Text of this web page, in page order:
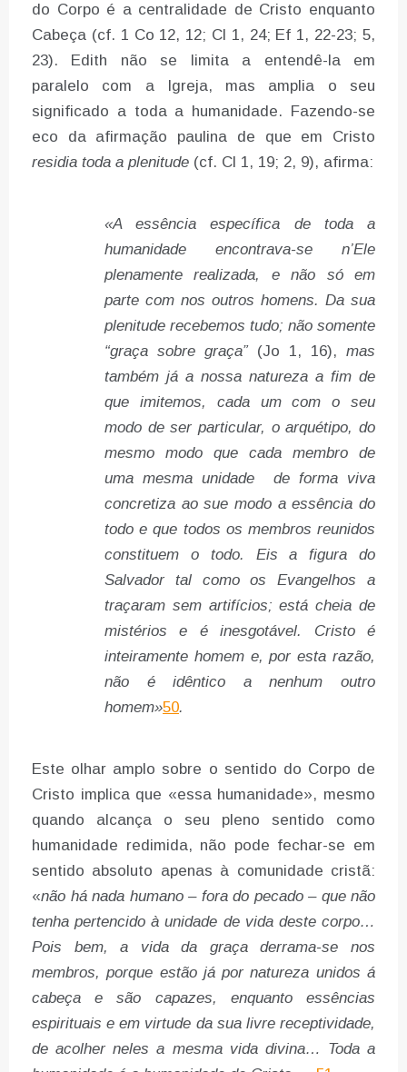
do Corpo é a centralidade de Cristo enquanto
Cabeça (cf. 1 Co 12, 12; Cl 1, 24; Ef 1, 22-23; 5,
23). Edith não se limita a entendê-la em
paralelo com a Igreja, mas amplia o seu
significado a toda a humanidade. Fazendo-se
eco da afirmação paulina de que em Cristo
residia toda a plenitude (cf. Cl 1, 19; 2, 9), afirma:
«A essência específica de toda a
humanidade encontrava-se n’Ele
plenamente realizada, e não só em
parte com nos outros homens. Da sua
plenitude recebemos tudo; não somente
“graça sobre graça” (Jo 1, 16), mas
também já a nossa natureza a fim de
que imitemos, cada um com o seu
modo de ser particular, o arquétipo, do
mesmo modo que cada membro de
uma mesma unidade de forma viva
concretiza ao sue modo a essência do
todo e que todos os membros reunidos
constituem o todo. Eis a figura do
Salvador tal como os Evangelhos a
traçaram sem artifícios; está cheia de
mistérios e é inesgotável. Cristo é
inteiramente homem e, por esta razão,
não é idêntico a nenhum outro
homem»50.
Este olhar amplo sobre o sentido do Corpo de
Cristo implica que «essa humanidade», mesmo
quando alcança o seu pleno sentido como
humanidade redimida, não pode fechar-se em
sentido absoluto apenas à comunidade cristã:
«não há nada humano – fora do pecado – que não
tenha pertencido à unidade de vida deste corpo…
Pois bem, a vida da graça derrama-se nos
membros, porque estão já por natureza unidos á
cabeça e são capazes, enquanto essências
espirituais e em virtude da sua livre receptividade,
de acolher neles a mesma vida divina… Toda a